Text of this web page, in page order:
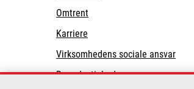
Omtrent
Karriere
Virksomhedens sociale ansvaropens
Bæredygtighed